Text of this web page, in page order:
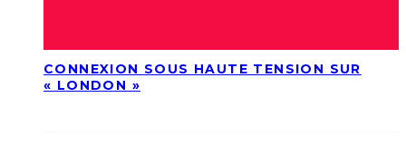
CONNEXION SOUS HAUTE TENSION SUR
« LONDON »